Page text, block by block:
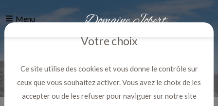
Menu
Votre choix
Ce site utilise des cookies et vous donne le contrôle sur
ceux que vous souhaitez activer. Vous avez le choix de les
accepter ou de les refuser pour naviguer sur notre site